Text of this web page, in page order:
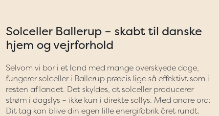
Solceller Ballerup – skabt til danske
hjem og vejrforhold
Selvom vi bor i et land med mange overskyede dage,
fungerer solceller i Ballerup præcis lige så effektivt som i
resten af landet. Det skyldes, at solceller producerer
strøm i dagslys – ikke kun i direkte sollys. Med andre ord:
Dit tag kan blive din egen lille energifabrik året rundt.